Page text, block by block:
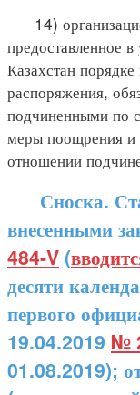
14)
предоставленное
Казахстан
распоряжения,
подчиненными по
меры поощрения и
отношении
Сноска.
внесенными
484-V (
десяти
первого
19.04.2019 №
01.08.2019);